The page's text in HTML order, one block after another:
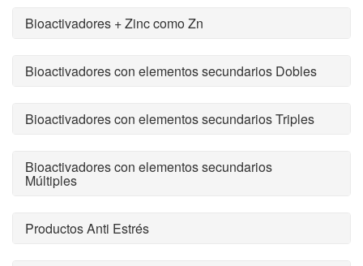
Bioactivadores + Zinc como Zn
Bioactivadores con elementos secundarios Dobles
Bioactivadores con elementos secundarios Triples
Bioactivadores con elementos secundarios
Múltiples
Productos Anti Estrés